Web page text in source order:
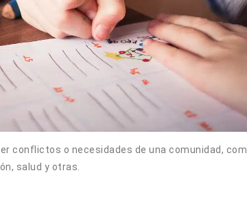
conflictos o necesidades de una comunidad,
salud y otras.